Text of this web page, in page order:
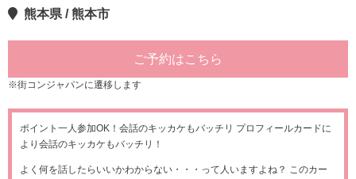
熊本県 / 熊本市
ご予約はこちら
※街コンジャパンに遷移します
ポイント一人参加OK！会話のキッカケもバッチリ プロフィールカードに
より会話のキッカケもバッチリ！
よく何を話したらいいかわからない・・・って人いますよね？ このカー